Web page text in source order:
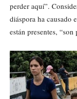
perder aquí”.
diáspora ha causado
están presentes,